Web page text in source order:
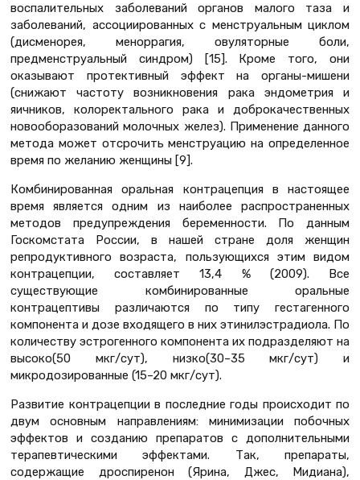
воспалительных заболеваний органов малого таза и
заболеваний, ассоциированных с менструальным циклом
(дисменорея, меноррагия, овуляторные боли,
предменструальный синдром) [15]. Кроме того, они
оказывают протективный эффект на органы-мишени
(снижают частоту возникновения рака эндометрия и
яичников, колоректального рака и доброкачественных
новооборазований молочных желез). Применение данного
метода может отсрочить менструацию на определенное
время по желанию женщины [9].
Комбинированная оральная контрацепция в настоящее
время является одним из наиболее распространенных
методов предупреждения беременности. По данным
Госкомстата России, в нашей стране доля женщин
репродуктивного возраста, пользующихся этим видом
контрацепции, составляет 13,4 % (2009). Все
существующие комбинированные оральные
контрацептивы различаются по типу гестагенного
компонента и дозе входящего в них этинилэстрадиола. По
количеству эстрогенного компонента их подразделяют на
высоко(50 мкг/сут), низко(30–35 мкг/сут) и
микродозированные (15–20 мкг/сут).
Развитие контрацепции в последние годы происходит по
двум основным направлениям: минимизации побочных
эффектов и созданию препаратов с дополнительными
терапевтическими эффектами. Так, препараты,
содержащие дроспиренон (Ярина, Джес, Мидиана),